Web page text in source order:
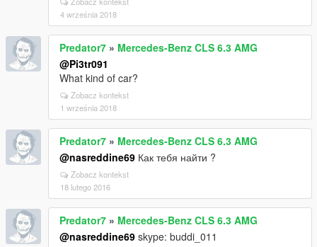
4 września 2018
Predator7 » Mercedes-Benz CLS 6.3 AMG
@Pi3tr091
What kind of car?
Zobacz kontekst
1 września 2018
Predator7 » Mercedes-Benz CLS 6.3 AMG
@nasreddine69 Как тебя найти ?
Zobacz kontekst
18 lutego 2016
Predator7 » Mercedes-Benz CLS 6.3 AMG
@nasreddine69 skype: buddi_011